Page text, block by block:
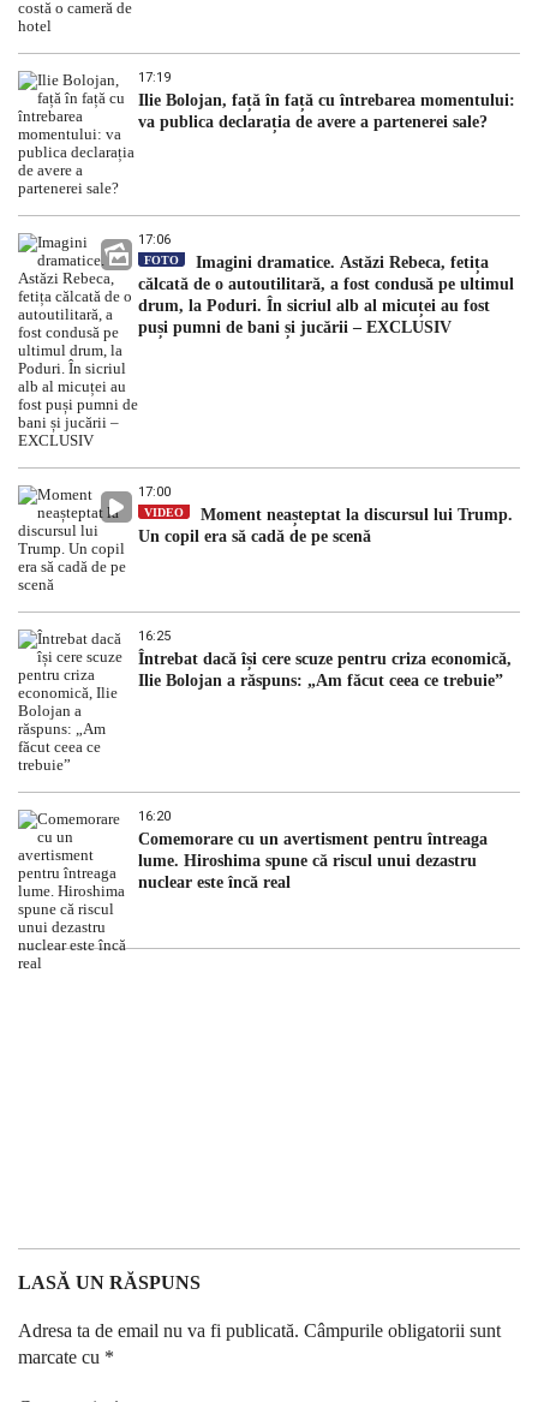
17:19
Ilie Bolojan, față în față cu întrebarea momentului:
va publica declarația de avere a partenerei sale?
17:06
FOTO
Imagini dramatice. Astăzi Rebeca, fetița
călcată de o autoutilitară, a fost condusă pe ultimul
drum, la Poduri. În sicriul alb al micuței au fost
puși pumni de bani și jucării – EXCLUSIV
17:00
VIDEO
Moment neașteptat la discursul lui Trump.
Un copil era să cadă de pe scenă
16:25
Întrebat dacă își cere scuze pentru criza economică,
Ilie Bolojan a răspuns: „Am făcut ceea ce trebuie”
16:20
Comemorare cu un avertisment pentru întreaga
lume. Hiroshima spune că riscul unui dezastru
nuclear este încă real
LASĂ UN RĂSPUNS
Adresa ta de email nu va fi publicată. Câmpurile obligatorii sunt
marcate cu *